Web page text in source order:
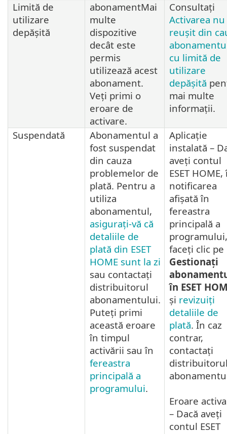
Limită de
utilizare
depășită
abonamentMai
multe
dispozitive
decât este
permis
utilizează acest
abonament.
Veți primi o
eroare de
activare.
Consultați
Activarea nu
reușit din
cu limită de
utilizare
depășită
mai multe
informații.
Suspendată
Abonamentul a
fost suspendat
din cauza
problemelor de
plată. Pentru a
utiliza
abonamentul,
asigurați-vă că
detaliile de
plată din ESET
HOME sunt la zi
sau contactați
distribuitorul
abonamentului.
Puteți primi
această eroare
în timpul
activării sau în
fereastra
principală a
programului.
Aplicație
instalată –
aveți contul
ESET HOME,
notificarea
afișată în
fereastra
principală a
programului,
faceți clic pe
Gestionați
în ESET
și revizuiți
detaliile de
plată. În caz
contrar,
contactați
Eroare
– Dacă aveți
contul ESET